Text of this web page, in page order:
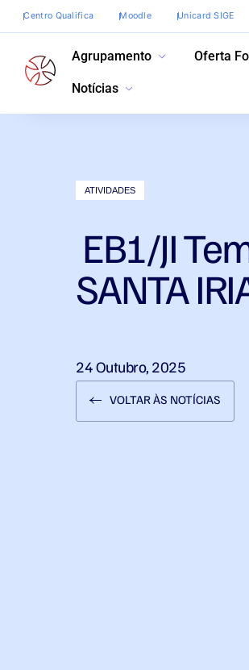
Centro Qualifica Moodle Unicard SIGE
Agrupamento Oferta
Notícias
ATIVIDADES
EB1/JI
SANTA
24 Outubro, 2025
VOLTAR ÀS NOTÍCIAS